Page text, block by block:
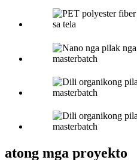
atong mga proyekto